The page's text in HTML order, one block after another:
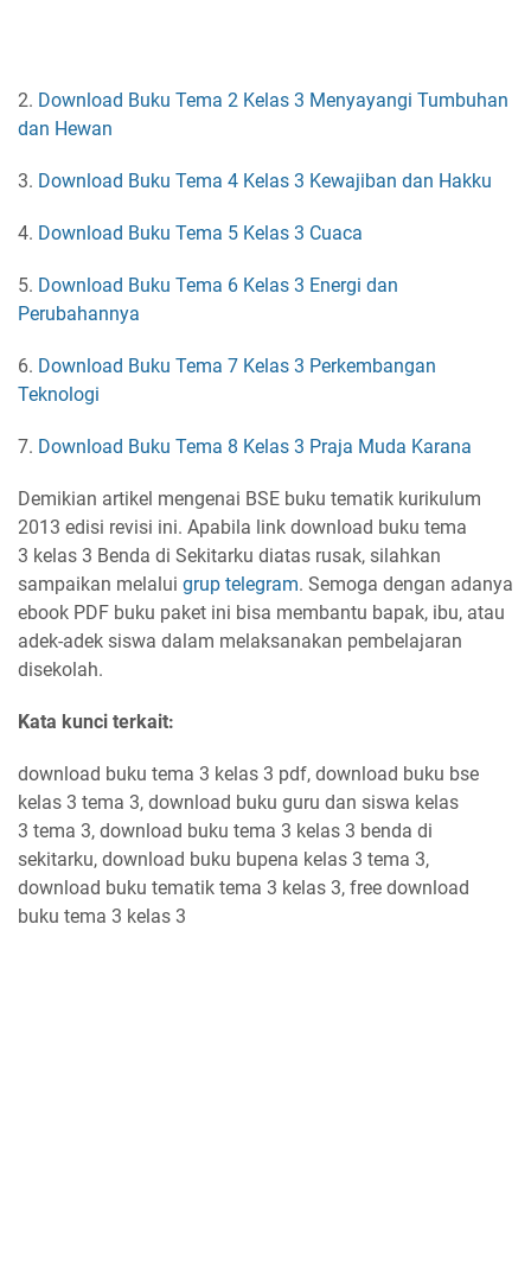
2. Download Buku Tema 2 Kelas 3 Menyayangi Tumbuhan
dan Hewan
3. Download Buku Tema 4 Kelas 3 Kewajiban dan Hakku
4. Download Buku Tema 5 Kelas 3 Cuaca
5. Download Buku Tema 6 Kelas 3 Energi dan
Perubahannya
6. Download Buku Tema 7 Kelas 3 Perkembangan
Teknologi
7. Download Buku Tema 8 Kelas 3 Praja Muda Karana
Demikian artikel mengenai BSE buku tematik kurikulum
2013 edisi revisi ini. Apabila link download buku tema
3 kelas 3 Benda di Sekitarku diatas rusak, silahkan
sampaikan melalui grup telegram. Semoga dengan adanya
ebook PDF buku paket ini bisa membantu bapak, ibu, atau
adek-adek siswa dalam melaksanakan pembelajaran
disekolah.
Kata kunci terkait:
download buku tema 3 kelas 3 pdf, download buku bse
kelas 3 tema 3, download buku guru dan siswa kelas
3 tema 3, download buku tema 3 kelas 3 benda di
sekitarku, download buku bupena kelas 3 tema 3,
download buku tematik tema 3 kelas 3, free download
buku tema 3 kelas 3